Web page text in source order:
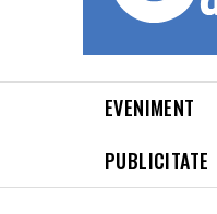
EVENIMENT
PUBLICITATE